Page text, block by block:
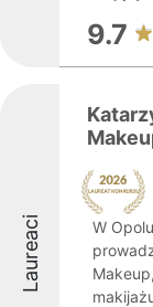
9.7
Laureaci
W